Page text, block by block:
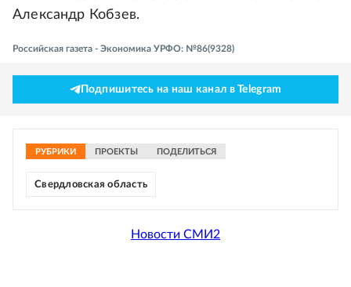
Александр Кобзев.
Российская газета - Экономика УРФО: №86(9328)
Подпишитесь на наш канал в Telegram
РУБРИКИ ПРОЕКТЫ ПОДЕЛИТЬСЯ
Свердловская область
Новости СМИ2